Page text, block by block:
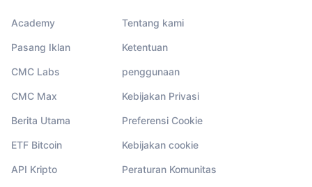
Academy
Pasang Iklan
CMC Labs
CMC Max
Berita Utama
ETF Bitcoin
API Kripto
Tentang kami
Ketentuan
penggunaan
Kebijakan Privasi
Preferensi Cookie
Kebijakan cookie
Peraturan Komunitas